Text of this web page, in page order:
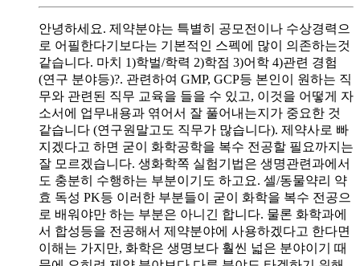
안녕하세요. 제약분야는 특별히 공모전이나 수상경력으
로 어필한다기보다는 기본적인 스펙에 많이 의존하는것
같습니다. 마치 1)학벌/학력 2)학점 3)어학 4)관련 경험
(연구 분야등)?. 관련하여 GMP, GCP등 본인이 원하는 직
무와 관련된 직무 교육을 들을 수 있고, 이것을 어떻게 자
소서에 업무내용과 엮어서 잘 풀어내는지가 중요한 것
같습니다 (연구원말고도 직무가 많습니다). 제약사로 빠
지겠다고 하면 굳이 화학공학을 복수 전공할 필요까지는
잘 모르겠습니다. 생화학쪽 실험기법은 생명관련과에서
도 충분히 수행하는 부분이기도 하고요. 셀/동물약리 약
효 독성 PK등 이러한 부분들이 굳이 화학을 복수 전공으
로 배워야만 하는 부분은 아니긴 합니다. 물론 화학과에
서 합성등을 전공해서 제약분야에 사용하겠다고 한다면
이해는 가지만, 화학은 생명보다 훨씬 넓은 분야이기 때